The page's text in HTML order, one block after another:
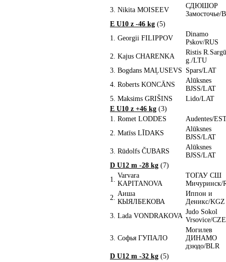
3. Nikita MOISEEV
СДЮШОР
Замосточье/
E U10 z -46 kg (5)
1. Georgii FILIPPOV
Dinamo
Pskov/RUS
2. Kajus CHARENKA
Ristis
g./LTU
3. Bogdans MAĻUSEVS Spars/LAT
4. Roberts KONCĀNS
Alūksnes
BJSS/LAT
5. Maksims GRIŠINS
Lido/LAT
E U10 z +46 kg (3)
1. Romet LODDES
Audentes/
2. Matīss LĪDAKS
Alūksnes
BJSS/LAT
3. Rūdolfs ČUBARS
Alūksnes
BJSS/LAT
D U12 m -28 kg (7)
1.
Varvara
KAPITANOVA
ТОГАУ СШ
Мичуринск/
2.
Аиша
КЫЯЛБЕКОВА
Иппон и
Деникс/KGZ
3. Lada VONDRAKOVA
Judo Sokol
Vrsovice/CZE
3. Софья ГУПАЛО
Могилев
ДИНАМО
дзюдо/BLR
D U12 m -32 kg (5)